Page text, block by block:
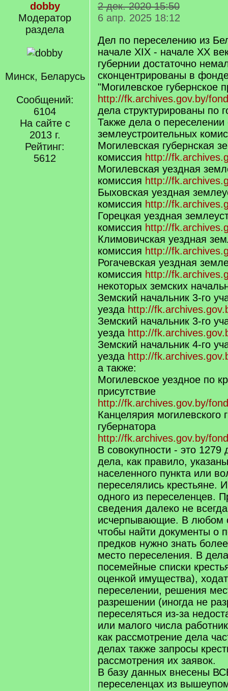
dobby
Модератор
раздела
Минск, Беларусь
Сообщений:
6104
На сайте с
2013 г.
Рейтинг:
5612
2 дек. 2020 15:50
6 апр. 2025 18:12
Дел по переселению из
начале XIX - начале XX
губернии достаточно
сконцентрированы в
"Могилевское губернское
http://fk.archives.gov.by/
дела структурированы по
Также дела о
землеустроительных
Могилевская губернская
комиссия http://
Могилевская уездная
комиссия http://
Быховская уездная
комиссия http://
Горецкая уездная
комиссия http://
Климовичская уездная
комиссия http://
Рогачевская уездная
комиссия http://
некоторых земских
Земский начальник 3-го
уезда http://
Земский начальник 3-го
уезда http://
Земский начальник 4-го
уезда http://
а также:
Могилевское уездное по
присутствие
http://fk.archives.gov.by/
Канцелярия могилевского
губернатора
http://fk.archives.gov.by/
В совокупности - это 1279
дела, как правило,
населенного пункта или
переселялись крестьяне.
одного из переселенцев.
сведения далеко не
исчерпывающие. В любом
чтобы найти документы о
предков нужно знать
место переселения. В
посемейные списки
оценкой имущества),
переселении, решения
разрешении (иногда не
переселяться из-за
или малого числа
как рассмотрение дела
делах также запросы
рассмотрения их заявок.
В базу данных внесены
переселенцах из